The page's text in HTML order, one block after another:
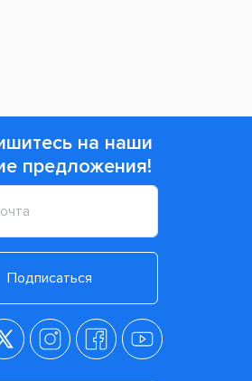
на наши
предложения!
Подписаться